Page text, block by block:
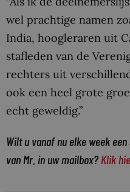
wel prachtige namen
India, hoogleraren uit
stafleden van de
rechters uit
ook een heel grote
echt geweldig.”
Wilt u vanaf nu elke week
van Mr. in uw mailbox? Klik